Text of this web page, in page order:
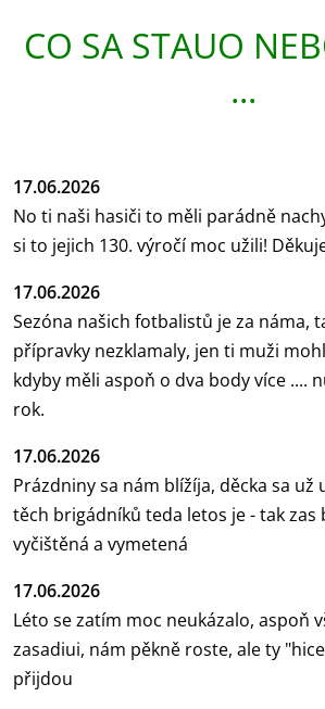
CO SA STAUO
...
17.06.2026
No ti naši hasiči to měli parádně
si to jejich 130. výročí moc užili!
17.06.2026
Sezóna našich fotbalistů je za náma,
přípravky nezklamaly, jen ti muži
kdyby měli aspoň o dva body více ....
rok.
17.06.2026
Prázdniny sa nám blížíja, děcka sa už
těch brigádníků teda letos je - tak zas
vyčištěná a vymetená
17.06.2026
Léto se zatím moc neukázalo, aspoň
zasadiui, nám pěkně roste, ale ty
přijdou